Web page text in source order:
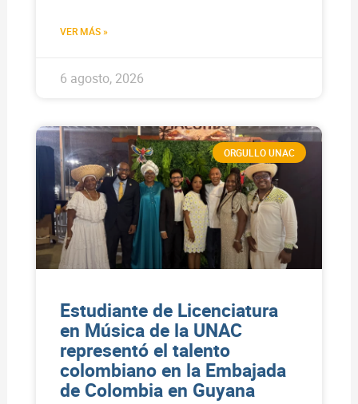
VER MÁS »
6 agosto, 2026
ORGULLO UNAC
Estudiante de Licenciatura
en Música de la UNAC
representó el talento
colombiano en la Embajada
de Colombia en Guyana